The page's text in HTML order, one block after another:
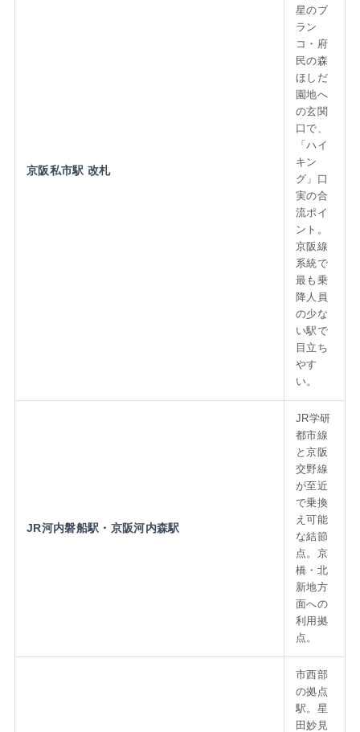
京阪私市駅 改札
星のブ
ラン
コ・府
民の森
ほしだ
園地へ
の玄関
口で、
「ハイ
キン
グ」口
実の合
流ポイ
ント。
京阪線
系統で
最も乗
降人員
の少な
い駅で
目立ち
やす
い。
JR河内磐船駅・京阪河内森駅
JR学研
都市線
と京阪
交野線
が至近
で乗換
え可能
な結節
点。京
橋・北
新地方
面への
利用拠
点。
市西部
の拠点
駅。星
田妙見